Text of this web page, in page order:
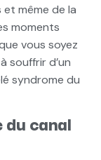
même de la
moments
vous soyez
souffrir d’un
syndrome du
du canal